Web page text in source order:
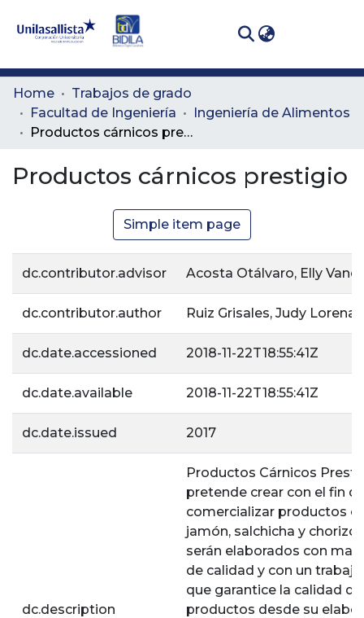
Communities
& Collections
Statistics
Home
Trabajos de grado
Facultad de Ingeniería
Ingeniería de Alimentos
Productos cárnicos prestigio
Productos cárnicos prestigio
Simple item page
dc.contributor.advisor Acosta Otálvaro, Elly
dc.contributor.author Ruiz Grisales, Judy Lorena
dc.date.accessioned 2018-11-22T18:55:41Z
dc.date.available 2018-11-22T18:55:41Z
dc.date.issued 2017
dc.description
Productos Cárnicos
pretende crear con el fin
comercializar productos
jamón, salchicha y
serán elaborados con
de calidad y con un
que garantice la calidad
productos desde su